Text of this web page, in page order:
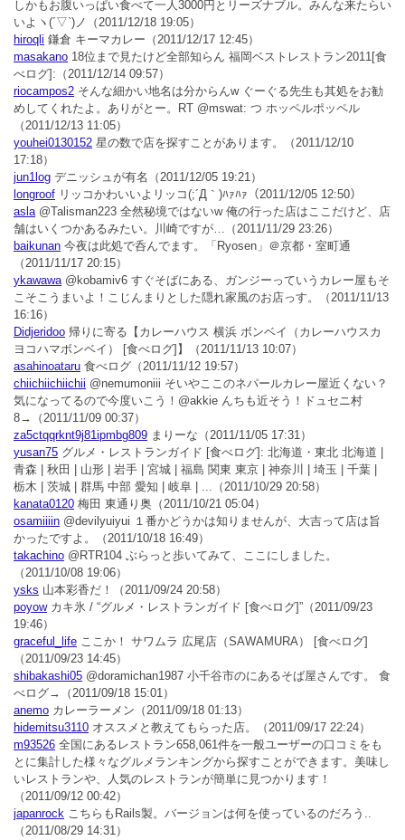
しかもお腹いっぱい食べて一人3000円とリーズナブル。みんな来たらい
いよヽ(´▽`)ノ
（2011/12/18 19:05）
hiroqli 鎌倉 キーマカレー （2011/12/17 12:45）
masakano 18位まで見たけど全部知らん 福岡ベストレストラン2011[食
べログ]: （2011/12/14 09:57）
riocampos2 そんな細かい地名は分からんw ぐーぐる先生も其処をお勧
めしてくれたよ。ありがとー。RT @mswat: つ ホッペルポッペル
（2011/12/13 11:05）
youhei0130152 星の数で店を探すことがあります。
（2011/12/10
17:18）
jun1log デニッシュが有名
（2011/12/05 19:21）
longroof リッコかわいいよリッコ(;´Д｀)ﾊｧﾊｧ （2011/12/05 12:50）
asla@Talisman223 全然秘境ではないw 俺の行った店はここだけど、店
舗はいくつかあるみたい。川崎ですが… （2011/11/29 23:26）
baikunan 今夜は此処で呑んでます。「Ryosen」＠京都・室町通
（2011/11/17 20:15）
ykawawa@kobamiv6 すぐそばにある、ガンジーっていうカレー屋もそ
こそこうまいよ！こじんまりとした隠れ家風のお店っす。
（2011/11/13
16:16）
Didjeridoo 帰りに寄る【カレーハウス 横浜 ボンベイ（カレーハウスカ
ヨコハマボンベイ） [食べログ]】
（2011/11/13 10:07）
asahinoataru 食べログ （2011/11/12 19:57）
chiichiichiichii @nemumoniii そいやここのネパールカレー屋近くない？
気になってるので今度いこう！@akkie んちも近そう！ドュセニ村
8→
（2011/11/09 00:37）
za5ctqqrknt9j81ipmbg809 まりーな （2011/11/05 17:31）
yusan75 グルメ・レストランガイド [食べログ]: 北海道・東北 北海道 |
青森 | 秋田 | 山形 | 岩手 | 宮城 | 福島 関東 東京 | 神奈川 | 埼玉 | 千葉 |
栃木 | 茨城 | 群馬 中部 愛知 | 岐阜 | ... （2011/10/29 20:58）
kanata0120 梅田 東通り奥 （2011/10/21 05:04）
osamiiiin @devilyuiyui １番かどうかは知りませんが、大吉って店は旨
かったですよ。
（2011/10/18 16:49）
takachino @RTR104 ぶらっと歩いてみて、ここにしました。
（2011/10/08 19:06）
ysks 山本彩香だ！
（2011/09/24 20:58）
poyowカキ氷 / “グルメ・レストランガイド [食べログ]” （2011/09/23
19:46）
graceful_life ここか！ サワムラ 広尾店（SAWAMURA） [食べログ]
（2011/09/23 14:45）
shibakashi05 @doramichan1987 小千谷市のにあるそば屋さんです。 食
べログ→
（2011/09/18 15:01）
anemo カレーラーメン （2011/09/18 01:13）
hidemitsu3110 オススメと教えてもらった店。
（2011/09/17 22:24）
m93526 全国にあるレストラン658,061件を一般ユーザーの口コミをも
とに集計した様々なグルメランキングから探すことができます。美味し
いレストランや、人気のレストランが簡単に見つかります！
（2011/09/12 00:42）
japanrock こちらもRails製。バージョンは何を使っているのだろう..
（2011/08/29 14:31）